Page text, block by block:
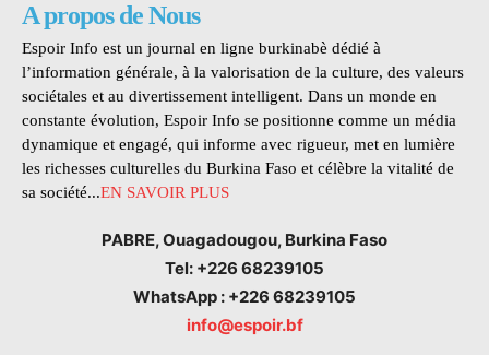
A propos de Nous
Espoir Info est un journal en ligne burkinabè dédié à
l’information générale, à la valorisation de la culture, des valeurs
sociétales et au divertissement intelligent. Dans un monde en
constante évolution, Espoir Info se positionne comme un média
dynamique et engagé, qui informe avec rigueur, met en lumière
les richesses culturelles du Burkina Faso et célèbre la vitalité de
sa société...EN SAVOIR PLUS
PABRE, Ouagadougou, Burkina Faso
Tel: +226 68239105
WhatsApp : +226 68239105
info@espoir.bf